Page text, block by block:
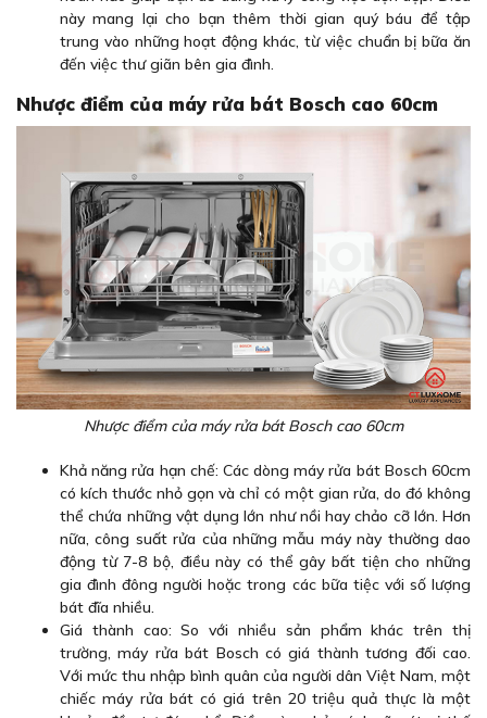
này mang lại cho bạn thêm thời gian quý báu để tập
trung vào những hoạt động khác, từ việc chuẩn bị bữa ăn
đến việc thư giãn bên gia đình.
Nhược điểm của máy rửa bát Bosch cao 60cm
Nhược điểm của máy rửa bát Bosch cao 60cm
Khả năng rửa hạn chế: Các dòng máy rửa bát Bosch 60cm
có kích thước nhỏ gọn và chỉ có một gian rửa, do đó không
thể chứa những vật dụng lớn như nồi hay chảo cỡ lớn. Hơn
nữa, công suất rửa của những mẫu máy này thường dao
động từ 7-8 bộ, điều này có thể gây bất tiện cho những
gia đình đông người hoặc trong các bữa tiệc với số lượng
bát đĩa nhiều.
Giá thành cao: So với nhiều sản phẩm khác trên thị
trường, máy rửa bát Bosch có giá thành tương đối cao.
Với mức thu nhập bình quân của người dân Việt Nam, một
chiếc máy rửa bát có giá trên 20 triệu quả thực là một